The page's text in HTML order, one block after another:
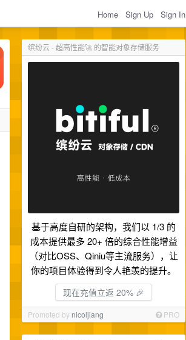
Home Sign Up Sign In
缤纷云 - 超高性能🚀 的智能对象存储服务
基于高度自研的架构，我们以 1/3 的
成本提供最多 20+ 倍的综合性能增益
（对比OSS、Qiniu等主流服务），让
你的项目体验得到令人艳羡的提升。
现在充值立返 20% 🎉
Promoted by nicoljiang PRO